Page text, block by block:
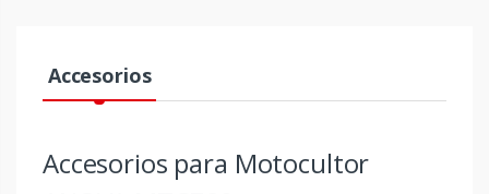
Accesorios
Accesorios para Motocultor